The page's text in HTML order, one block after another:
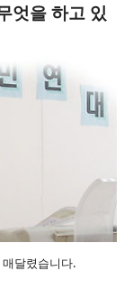
엇을 하고 있
달렸습니다.